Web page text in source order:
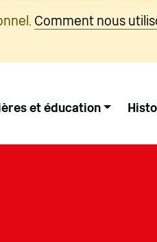
Comment nous
et éducation